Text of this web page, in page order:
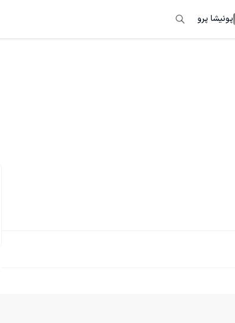
پونیشا پرو